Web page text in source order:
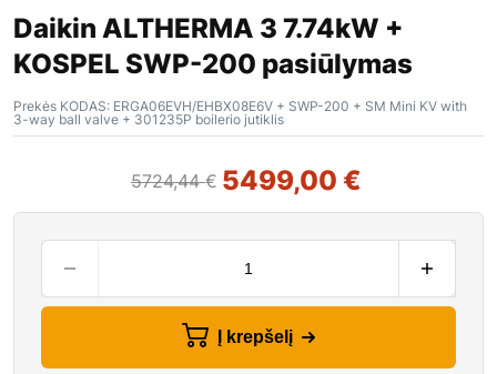
Daikin ALTHERMA 3 7.74kW +
KOSPEL SWP-200 pasiūlymas
Prekės KODAS: ERGA06EVH/EHBX08E6V + SWP-200 + SM Mini KV with
3-way ball valve + 301235P boilerio jutiklis
5724,44€ 5499,00 €
Į krepšelį